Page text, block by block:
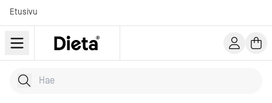
Etusivu
Hae tuotteita
Kirjoita hakusana...